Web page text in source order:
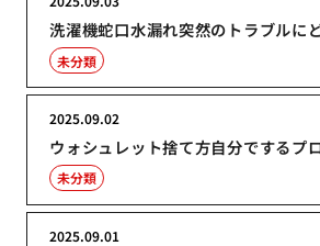
洗濯機蛇口水漏れ突然のトラブルに
未分類
ウォシュレット捨て方自分でするプ
2025.09.02
未分類
2025.09.01